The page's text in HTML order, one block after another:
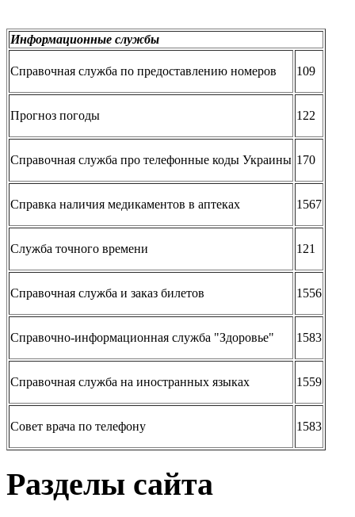
Информационные службы
Справочная служба по предоставлению номеров 109
Прогноз погоды 122
Справочная служба про телефонные коды Украины 170
Справка наличия медикаментов в аптеках 1567
Служба точного времени 121
Справочная служба и заказ билетов 1556
Справочно-информационная служба "Здоровье" 1583
Справочная служба на иностранных языках 1559
Совет врача по телефону 1583
Разделы сайта